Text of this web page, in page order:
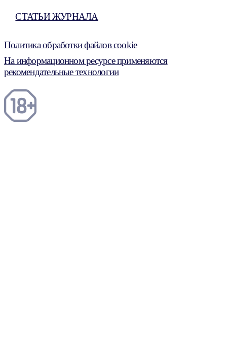
СТАТЬИ ЖУРНАЛА
Политика обработки файлов cookie
На информационном ресурсе применяются
рекомендательные технологии